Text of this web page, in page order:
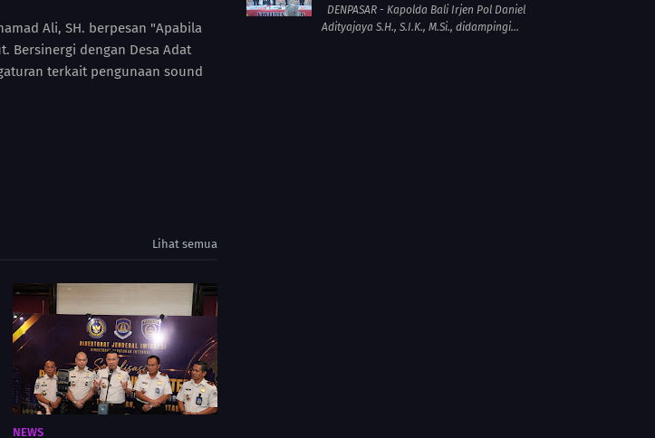
Ali, SH. berpesan "Apabila
Bersinergi dengan Desa Adat
terkait pengunaan sound
Lihat semua
NEWS
DENPASAR - Kapolda Bali Irjen Pol Daniel
Adityajaya S.H., S.I.K., M.Si., didampingi...